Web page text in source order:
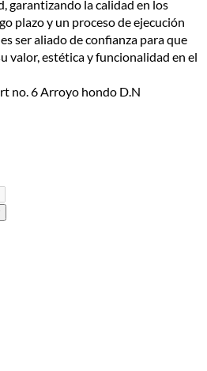
garantizando la calidad en los
plazo y un proceso de ejecución
ser aliado de confianza para que
valor, estética y funcionalidad en el
no. 6 Arroyo hondo D.N